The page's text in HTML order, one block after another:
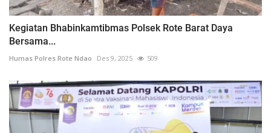
Kegiatan Bhabinkamtibmas Polsek Rote Barat Daya
Bersama...
Humas Polres Rote Ndao Des 9, 2025 509